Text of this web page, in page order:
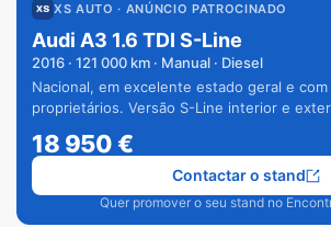
XS AUTO · ANÚNCIO PATROCINADO
Audi A3 1.6 TDI S-Line
2016 · 121 000 km · Manual · Diesel
Nacional, em excelente estado geral e com
proprietários. Versão S-Line interior e
18 950€
Quer promover o seu stand no
Contactar o stand